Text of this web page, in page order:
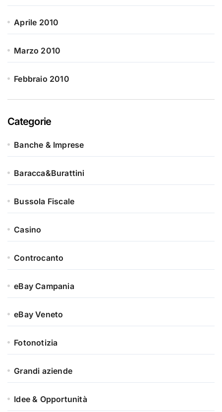
Aprile 2010
Marzo 2010
Febbraio 2010
Categorie
Banche & Imprese
Baracca&Burattini
Bussola Fiscale
Casino
Controcanto
eBay Campania
eBay Veneto
Fotonotizia
Grandi aziende
Idee & Opportunità